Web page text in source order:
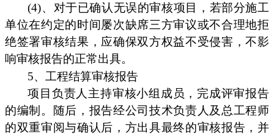
(4)、对于已确认无误的审核项目，若部分施工
单位在约定的时间屡次缺席三方审议或不合理地拒
绝签署审核结果，应确保双方权益不受侵害，不影
响审核报告的正常出具。
5、工程结算审核报告
项目负责人主持审核小组成员，完成评审报告
的编制。随后，报告经公司技术负责人及总工程师
的双重审阅与确认后，方出具最终的审核报告，并